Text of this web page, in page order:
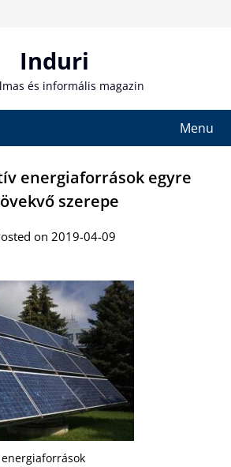
Induri
és informális magazin
Menu
energiaforrások egyre
szerepe
on 2019-04-09